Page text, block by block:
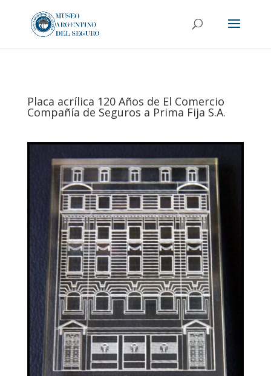
Placa acrílica 120 Años de El Comercio
Compañía de Seguros a Prima Fija S.A.